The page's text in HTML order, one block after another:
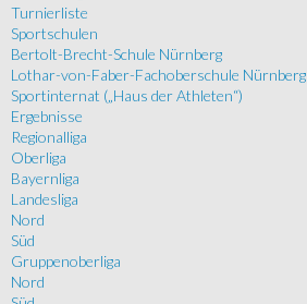
Turnierliste
Sportschulen
Bertolt-Brecht-Schule Nürnberg
Lothar-von-Faber-Fachoberschule Nürnberg
Sportinternat („Haus der Athleten“)
Ergebnisse
Regionalliga
Oberliga
Bayernliga
Landesliga
Nord
Süd
Gruppenoberliga
Nord